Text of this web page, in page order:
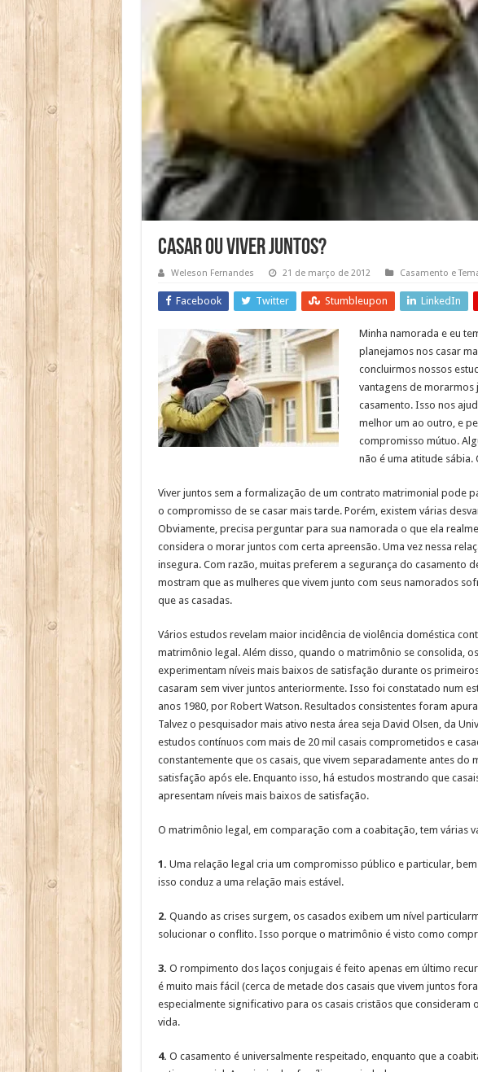
Casar ou viver juntos?
Weleson Fernandes 21 de março de 2012 Casamento e
Facebook Twitter Stumbleupon LinkedIn
Minha namorada e eu
planejamos nos casar
concluirmos nossos
vantagens de morarmos
casamento. Isso nos
melhor um ao outro, e
compromisso mútuo.
não é uma atitude sábia.
Viver juntos sem a formalização de um contrato matrimonial pode
o compromisso de se casar mais tarde. Porém, existem várias
Obviamente, precisa perguntar para sua namorada o que ela
considera o morar juntos com certa apreensão. Uma vez nessa
insegura. Com razão, muitas preferem a segurança do casamento
mostram que as mulheres que vivem junto com seus namorados
que as casadas.
Vários estudos revelam maior incidência de violência doméstica
matrimônio legal. Além disso, quando o matrimônio se consolida,
experimentam níveis mais baixos de satisfação durante os
casaram sem viver juntos anteriormente. Isso foi constatado num
anos 1980, por Robert Watson. Resultados consistentes foram
Talvez o pesquisador mais ativo nesta área seja David Olsen, da
estudos contínuos com mais de 20 mil casais comprometidos e
constantemente que os casais, que vivem separadamente antes do
satisfação após ele. Enquanto isso, há estudos mostrando que
apresentam níveis mais baixos de satisfação.
O matrimônio legal, em comparação com a coabitação, tem várias
1. Uma relação legal cria um compromisso público e particular,
isso conduz a uma relação mais estável.
2. Quando as crises surgem, os casados exibem um nível
solucionar o conflito. Isso porque o matrimônio é visto como
3. O rompimento dos laços conjugais é feito apenas em último
é muito mais fácil (cerca de metade dos casais que vivem juntos
especialmente significativo para os casais cristãos que
vida.
4. O casamento é universalmente respeitado, enquanto que a